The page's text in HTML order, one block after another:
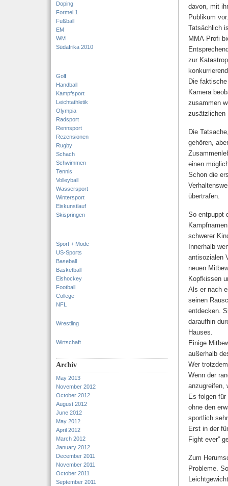
Doping
Formel 1
Fußball
EM
WM
Südafrika 2010
Golf
Handball
Kampfsport
Leichtathletik
Olympia
Radsport
Rennsport
Rezensionen
Rugby
Schach
Schwimmen
Tennis
Volleyball
Wassersport
Wintersport
Eiskunstlauf
Skispringen
Sport + Mode
US-Sports
Baseball
Basketball
Eishockey
Football
College
NFL
Wrestling
Wirtschaft
Archiv
May 2013
November 2012
October 2012
August 2012
June 2012
May 2012
April 2012
March 2012
January 2012
December 2011
November 2011
October 2011
September 2011
davon, mit
Publikum vor.
Tatsächlich
MMA-Profi
zur
Die
Kamera
zusammen
zusätzlichen
Die
gehören,
einen
Schon die
übertrafen.
So entpuppt
schwerer
Innerhalb
antisozialen
neuen
Kopfkissen
Als er nach
seinen
entdecken.
daraufhin
Hauses.
Einige
außerhalb
Wer
Wenn der
anzugreifen,
Es folgen
ohne den
sportlich
Erst in der
Fight ever”
Zum
Probleme.